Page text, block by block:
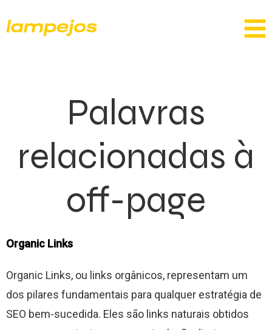
Palavras
relacionadas à
off-page
Organic Links
Organic Links, ou links orgânicos, representam um
dos pilares fundamentais para qualquer estratégia de
SEO bem-sucedida. Eles são links naturais obtidos